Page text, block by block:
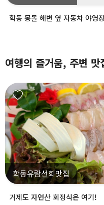
학동 몽돌 해변 옆 자동차 야영
여행의 즐거움, 주변 맛
학동유람선회맛집
거제도 자연산 회정식은 여기!